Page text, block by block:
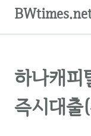
하나캐피
즉시대출